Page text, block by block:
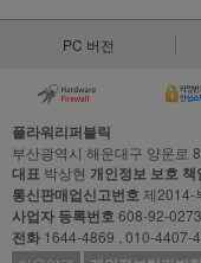
PC 버전
플라워리퍼블릭
부산광역시 해운대구 양운로
대표 박상현 개인정보 보호 책
통신판매업신고번호제2014-
사업자 등록번호608-92-
전화 1644-4869 , 010-4407-